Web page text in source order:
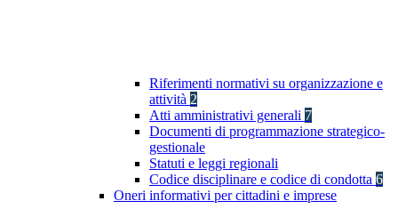
Riferimenti normativi su organizzazione e
attività 2
Atti amministrativi generali 7
Documenti di programmazione strategico-
gestionale
Statuti e leggi regionali
Codice disciplinare e codice di condotta 6
Oneri informativi per cittadini e imprese